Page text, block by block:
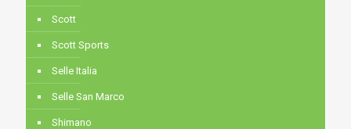
Scott
Scott Sports
Selle Italia
Selle San Marco
Shimano